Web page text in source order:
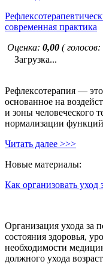
современная практика
Оценка: 0,00 ( голосов:
Загрузка...
Рефлексотерапия —
основанное на
и зоны человеческого
нормализации
Читать далее >>>
Новые материалы:
Как организовать
Организация ухода за
состояния здоровья,
необходимости
должного ухода